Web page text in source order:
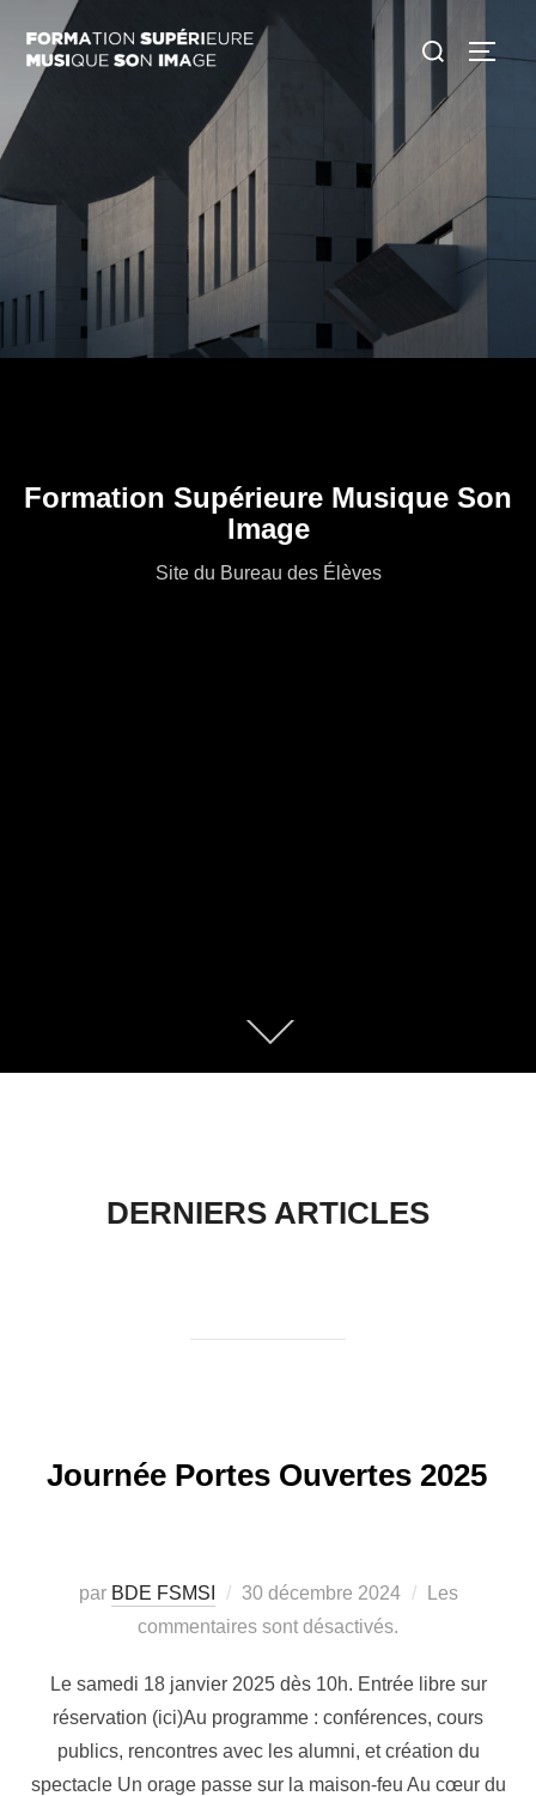
contenu
Rechercher :
Formation Supérieure Musique Son
Image
Site du Bureau des Élèves
Descendre
au
DERNIERS ARTICLES
Journée Portes Ouvertes 2025
par BDE FSMSI
Publié
le
30 décembre 2024
Les
commentaires sont désactivés.
Le samedi 18 janvier 2025 dès 10h. Entrée libre sur
réservation (ici)Au programme : conférences, cours
publics, rencontres avec les alumni, et création du
spectacle Un orage passe sur la maison-feu Au cœur du